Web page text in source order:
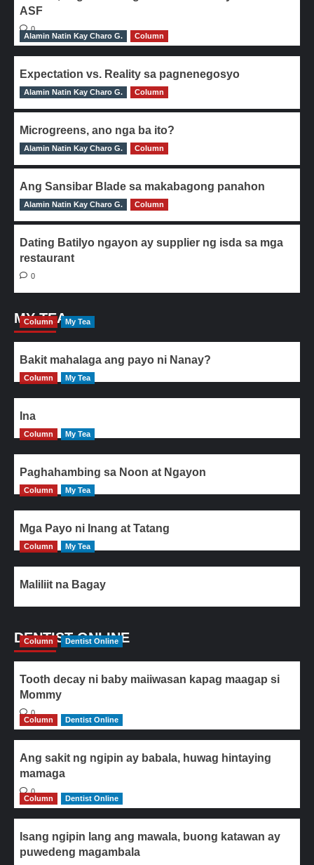
ASF
0
Alamin Natin Kay Charo G.
Column
Expectation vs. Reality sa pagnenegosyo
0
Alamin Natin Kay Charo G. Column
Microgreens, ano nga ba ito?
0
Alamin Natin Kay Charo G. Column
Ang Sansibar Blade sa makabagong panahon
0
Alamin Natin Kay Charo G. Column
Dating Batilyo ngayon ay supplier ng isda sa mga
restaurant
0
MY TEA
Column My Tea
Bakit mahalaga ang payo ni Nanay?
Column My Tea
Ina
Column My Tea
Paghahambing sa Noon at Ngayon
Column My Tea
Mga Payo ni Inang at Tatang
Column My Tea
Maliliit na Bagay
DENTIST ONLINE
Column Dentist Online
Tooth decay ni baby maiiwasan kapag maagap si
Mommy
0
Column
Dentist Online
Ang sakit ng ngipin ay babala, huwag hintaying
mamaga
0
Column
Dentist Online
Isang ngipin lang ang mawala, buong katawan ay
puwedeng magambala